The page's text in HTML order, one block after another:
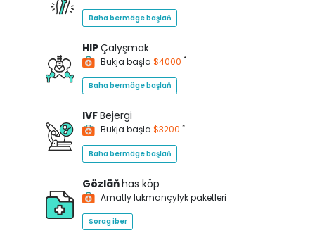
Baha bermäge başlaň
HIPÇalyşmak
Bukja başla $4000 *
Baha bermäge başlaň
IVFBejergi
Bukja başla $3200 *
Baha bermäge başlaň
Gözläňhas köp
Amatly lukmançylyk paketleri
Sorag iber